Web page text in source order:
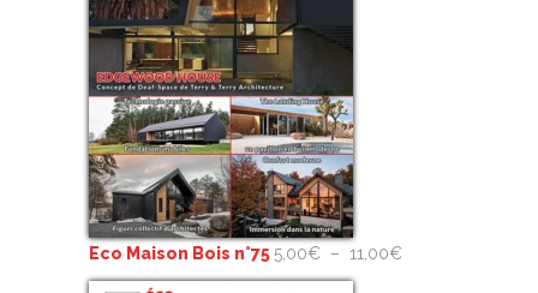
Eco Maison Bois n°755,00€ – 11,00€Plage